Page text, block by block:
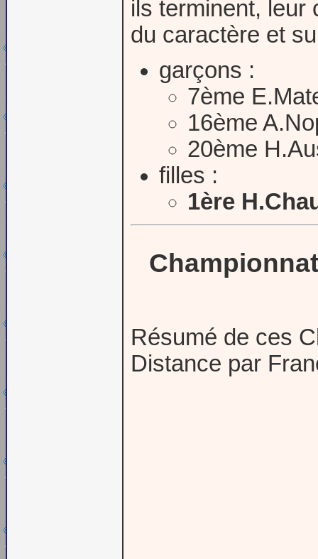
ils terminent, leur
du caractère et
garçons :
7ème
16ème
20ème
filles :
1ère
Résumé de ces
Distance par